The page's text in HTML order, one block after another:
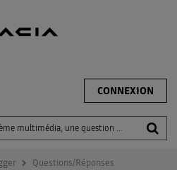
CONNEXION
Questions/Réponses